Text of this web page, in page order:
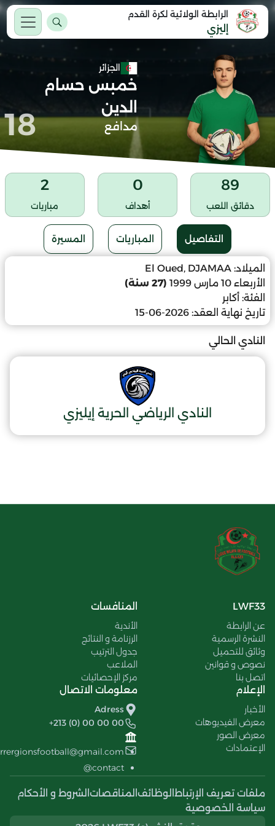
الرابطة الولائية لكرة القدم
إليزي
الجزائر
خمبس حسام
الدين
مدافع 18
89
دقائق اللعب
0
أهداف
2
مباريات
التفاصيل المباريات المسيرة
الميلاد: El Oued, DJAMAA
الأربعاء 10 مارس 1999
(27 سنة)
الفئة: أكابر
تاريخ نهاية العقد: 2026-06-15
النادي الحالي
النادي الرياضي الحرية إيليزي
LWF33
عن الرابطة
النشرة الرسمية
وثائق للتحميل
نصوص و قوانين
اتصل بنا
المنافسات
الأندية
الرزنامة و النتائج
جدول الترتيب
الملاعب
مركز الإحصائيات
الإعلام
الأخبار
معرض الفيديوهات
معرض الصور
الإعتمادات
معلومات الاتصال
Adress
+213 (0) 00 00 00
contact@
ملفات تعريف الإرتباط الوظائف المناقصات الشروط و الأحكام
سياسة الخصوصية